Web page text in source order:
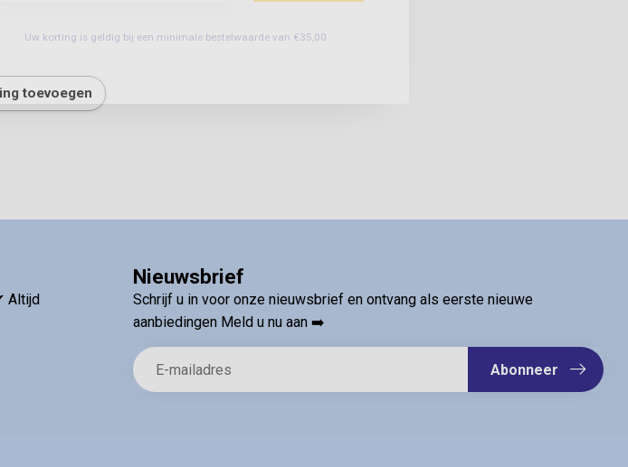
toevoegen
Altijd
Nieuwsbrief
Schrijf u in voor onze nieuwsbrief en ontvang als eerste nieuwe
aanbiedingen Meld u nu aan ➡️
Abonneer
Uw korting is geldig bij een minimale bestelwaarde van €35,00